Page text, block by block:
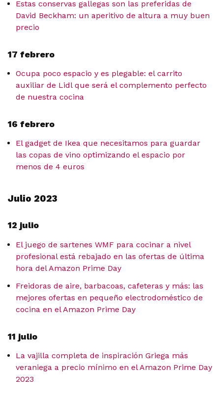
Estas conservas gallegas son las preferidas de
David Beckham: un aperitivo de altura a muy buen
precio
17 febrero
Ocupa poco espacio y es plegable: el carrito
auxiliar de Lidl que será el complemento perfecto
de nuestra cocina
16 febrero
El gadget de Ikea que necesitamos para guardar
las copas de vino optimizando el espacio por
menos de 4 euros
Julio 2023
12 julio
El juego de sartenes WMF para cocinar a nivel
profesional está rebajado en las ofertas de última
hora del Amazon Prime Day
Freidoras de aire, barbacoas, cafeteras y más: las
mejores ofertas en pequeño electrodoméstico de
cocina en el Amazon Prime Day
11 julio
La vajilla completa de inspiración Griega más
veraniega a precio mínimo en el Amazon Prime Day
2023